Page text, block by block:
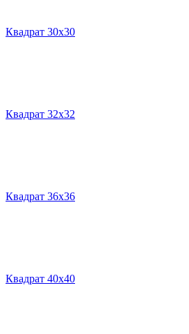
Квадрат 30х30
Квадрат 32х32
Квадрат 36х36
Квадрат 40х40